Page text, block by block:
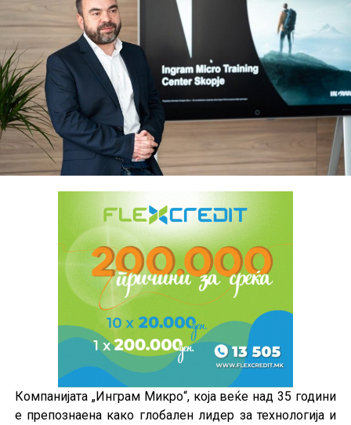
Компанијата „Инграм Микро“, која веќе над 35 години
е препознаена како глобален лидер за технологија и